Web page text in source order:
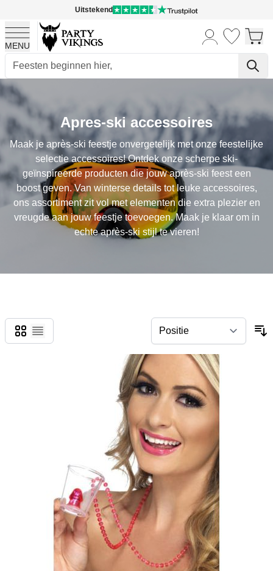
Uitstekend
MENU
Ga naar de inhoud
Apres-ski accessoires
Maak je après-ski feestje onvergetelijk met onze feestelijke
selectie accessoires! Ontdek onze scherpe ski-
geïnspireerde producten die jouw après-ski feest een
boost geven. Van winterse details tot leuke accessoires,
ons assortiment zit vol met elementen die extra plezier en
vreugde aan jouw feestje toevoegen. Maak je klaar om in
echte après-ski stijl te vieren!
Foto-tabel
Lijst